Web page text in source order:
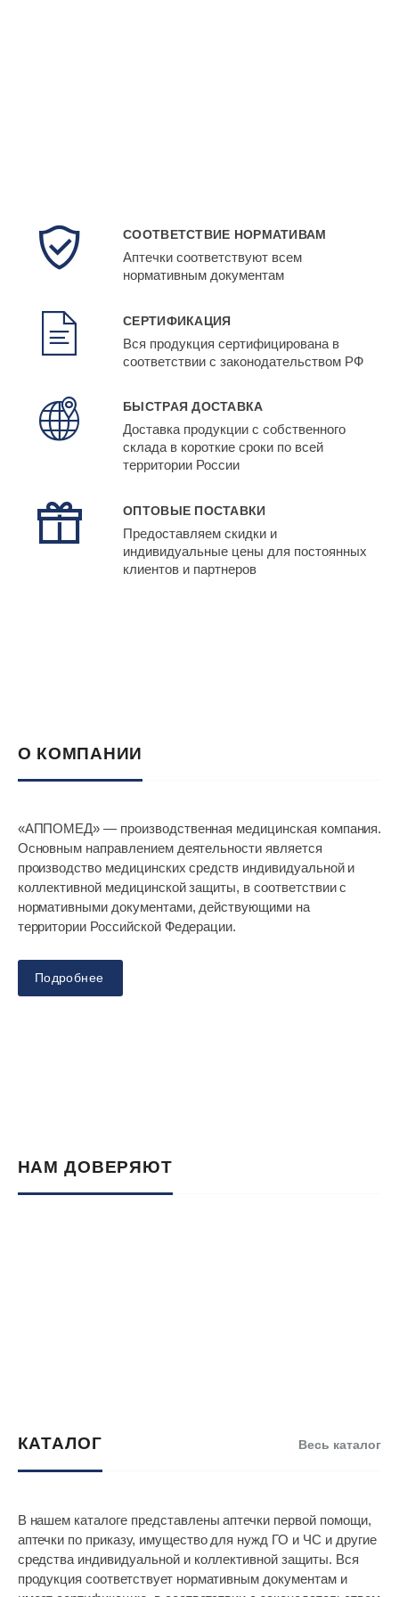
СООТВЕТСТВИЕ НОРМАТИВАМ
Аптечки соответствуют всем
нормативным документам
СЕРТИФИКАЦИЯ
Вся продукция сертифицирована в
соответствии с законодательством РФ
БЫСТРАЯ ДОСТАВКА
Доставка продукции с собственного
склада в короткие сроки по всей
территории России
ОПТОВЫЕ ПОСТАВКИ
Предоставляем скидки и
индивидуальные цены для постоянных
клиентов и партнеров
О КОМПАНИИ
«АППОМЕД» — производственная медицинская компания.
Основным направлением деятельности является
производство медицинских средств индивидуальной и
коллективной медицинской защиты, в соответствии с
нормативными документами, действующими на
территории Российской Федерации.
Подробнее
НАМ ДОВЕРЯЮТ
КАТАЛОГ Весь каталог
В нашем каталоге представлены аптечки первой помощи,
аптечки по приказу, имущество для нужд ГО и ЧС и другие
средства индивидуальной и коллективной защиты. Вся
продукция соответствует нормативным документам и